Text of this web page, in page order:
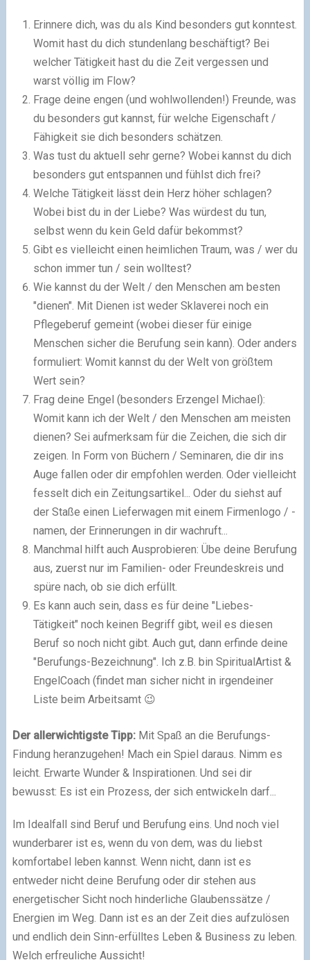
Erinnere dich, was du als Kind besonders gut konntest.
Womit hast du dich stundenlang beschäftigt? Bei
welcher Tätigkeit hast du die Zeit vergessen und
warst völlig im Flow?
Frage deine engen (und wohlwollenden!) Freunde, was
du besonders gut kannst, für welche Eigenschaft /
Fähigkeit sie dich besonders schätzen.
Was tust du aktuell sehr gerne? Wobei kannst du dich
besonders gut entspannen und fühlst dich frei?
Welche Tätigkeit lässt dein Herz höher schlagen?
Wobei bist du in der Liebe? Was würdest du tun,
selbst wenn du kein Geld dafür bekommst?
Gibt es vielleicht einen heimlichen Traum, was / wer du
schon immer tun / sein wolltest?
Wie kannst du der Welt / den Menschen am besten
"dienen". Mit Dienen ist weder Sklaverei noch ein
Pflegeberuf gemeint (wobei dieser für einige
Menschen sicher die Berufung sein kann). Oder anders
formuliert: Womit kannst du der Welt von größtem
Wert sein?
Frag deine Engel (besonders Erzengel Michael):
Womit kann ich der Welt / den Menschen am meisten
dienen? Sei aufmerksam für die Zeichen, die sich dir
zeigen. In Form von Büchern / Seminaren, die dir ins
Auge fallen oder dir empfohlen werden. Oder vielleicht
fesselt dich ein Zeitungsartikel... Oder du siehst auf
der Staße einen Lieferwagen mit einem Firmenlogo / -
namen, der Erinnerungen in dir wachruft...
Manchmal hilft auch Ausprobieren: Übe deine Berufung
aus, zuerst nur im Familien- oder Freundeskreis und
spüre nach, ob sie dich erfüllt.
Es kann auch sein, dass es für deine "Liebes-
Tätigkeit" noch keinen Begriff gibt, weil es diesen
Beruf so noch nicht gibt. Auch gut, dann erfinde deine
"Berufungs-Bezeichnung". Ich z.B. bin SpiritualArtist &
EngelCoach (findet man sicher nicht in irgendeiner
Liste beim Arbeitsamt 😉
Der allerwichtigste Tipp:Mit Spaß an die Berufungs-
Findung heranzugehen! Mach ein Spiel daraus. Nimm es
leicht. Erwarte Wunder & Inspirationen. Und sei dir
bewusst: Es ist ein Prozess, der sich entwickeln darf...
Im Idealfall sind Beruf und Berufung eins. Und noch viel
wunderbarer ist es, wenn du von dem, was du liebst
komfortabel leben kannst. Wenn nicht, dann ist es
entweder nicht deine Berufung oder dir stehen aus
energetischer Sicht noch hinderliche Glaubenssätze /
Energien im Weg. Dann ist es an der Zeit dies aufzulösen
und endlich dein Sinn-erfülltes Leben & Business zu leben.
Welch erfreuliche Aussicht!